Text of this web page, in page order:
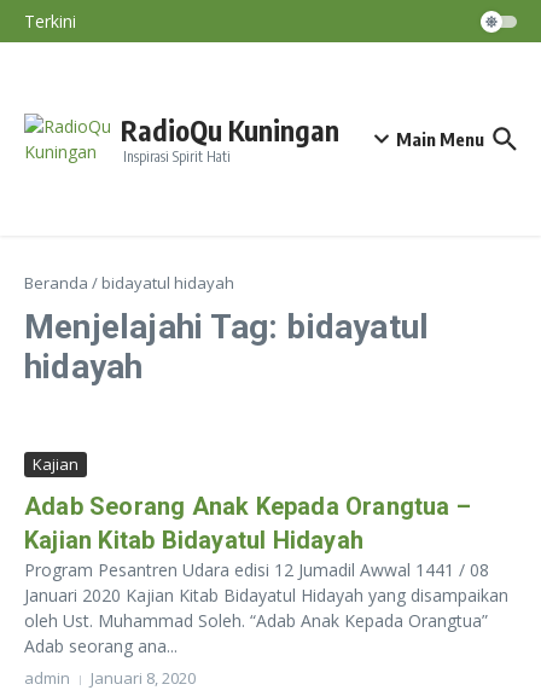
Lewati ke konten
Terkini
Diskatan Kuningan Imbau Petani Tak
RadioQu Kuningan
Inspirasi Spirit Hati
Main Menu
Beranda / bidayatul hidayah
Menjelajahi Tag: bidayatul
hidayah
Kajian
Adab Seorang Anak Kepada Orangtua –
Kajian Kitab Bidayatul Hidayah
Program Pesantren Udara edisi 12 Jumadil Awwal 1441 / 08
Januari 2020 Kajian Kitab Bidayatul Hidayah yang disampaikan
oleh Ust. Muhammad Soleh. “Adab Anak Kepada Orangtua”
Adab seorang ana...
admin Januari 8, 2020